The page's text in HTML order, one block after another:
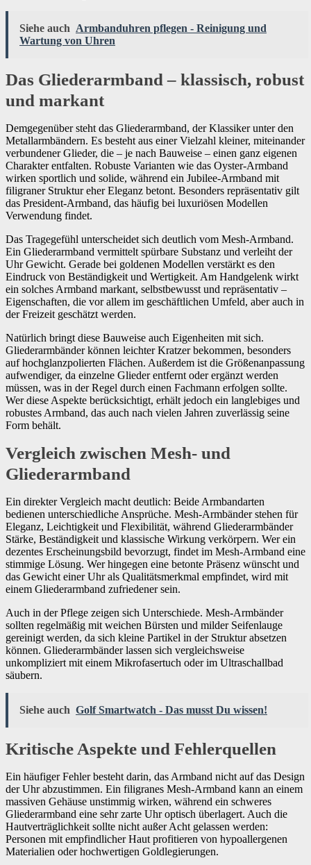
Siehe auch Armbanduhren pflegen - Reinigung und
Wartung von Uhren
Das Gliederarmband – klassisch, robust
und markant
Demgegenüber steht das Gliederarmband, der Klassiker unter den
Metallarmbändern. Es besteht aus einer Vielzahl kleiner, miteinander
verbundener Glieder, die – je nach Bauweise – einen ganz eigenen
Charakter entfalten. Robuste Varianten wie das Oyster-Armband
wirken sportlich und solide, während ein Jubilee-Armband mit
filigraner Struktur eher Eleganz betont. Besonders repräsentativ gilt
das President-Armband, das häufig bei luxuriösen Modellen
Verwendung findet.
Das Tragegefühl unterscheidet sich deutlich vom Mesh-Armband.
Ein Gliederarmband vermittelt spürbare Substanz und verleiht der
Uhr Gewicht. Gerade bei goldenen Modellen verstärkt es den
Eindruck von Beständigkeit und Wertigkeit. Am Handgelenk wirkt
ein solches Armband markant, selbstbewusst und repräsentativ –
Eigenschaften, die vor allem im geschäftlichen Umfeld, aber auch in
der Freizeit geschätzt werden.
Natürlich bringt diese Bauweise auch Eigenheiten mit sich.
Gliederarmbänder können leichter Kratzer bekommen, besonders
auf hochglanzpolierten Flächen. Außerdem ist die Größenanpassung
aufwendiger, da einzelne Glieder entfernt oder ergänzt werden
müssen, was in der Regel durch einen Fachmann erfolgen sollte.
Wer diese Aspekte berücksichtigt, erhält jedoch ein langlebiges und
robustes Armband, das auch nach vielen Jahren zuverlässig seine
Form behält.
Vergleich zwischen Mesh- und
Gliederarmband
Ein direkter Vergleich macht deutlich: Beide Armbandarten
bedienen unterschiedliche Ansprüche. Mesh-Armbänder stehen für
Eleganz, Leichtigkeit und Flexibilität, während Gliederarmbänder
Stärke, Beständigkeit und klassische Wirkung verkörpern. Wer ein
dezentes Erscheinungsbild bevorzugt, findet im Mesh-Armband eine
stimmige Lösung. Wer hingegen eine betonte Präsenz wünscht und
das Gewicht einer Uhr als Qualitätsmerkmal empfindet, wird mit
einem Gliederarmband zufriedener sein.
Auch in der Pflege zeigen sich Unterschiede. Mesh-Armbänder
sollten regelmäßig mit weichen Bürsten und milder Seifenlauge
gereinigt werden, da sich kleine Partikel in der Struktur absetzen
können. Gliederarmbänder lassen sich vergleichsweise
unkompliziert mit einem Mikrofasertuch oder im Ultraschallbad
säubern.
Siehe auch Golf Smartwatch - Das musst Du wissen!
Kritische Aspekte und Fehlerquellen
Ein häufiger Fehler besteht darin, das Armband nicht auf das Design
der Uhr abzustimmen. Ein filigranes Mesh-Armband kann an einem
massiven Gehäuse unstimmig wirken, während ein schweres
Gliederarmband eine sehr zarte Uhr optisch überlagert. Auch die
Hautverträglichkeit sollte nicht außer Acht gelassen werden:
Personen mit empfindlicher Haut profitieren von hypoallergenen
Materialien oder hochwertigen Goldlegierungen.